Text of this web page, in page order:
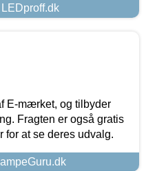
E-mærket, og tilbyder
Fragten er også gratis
for at se deres udvalg.